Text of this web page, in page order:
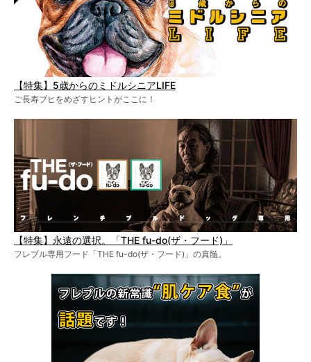
【特集】5歳からのミドルシニアLIFE
ご長寿ブヒをめざすヒントがここに！
【特集】永遠の選択。「THE fu-do(ザ・フード)」
フレブル専用フード「THE fu-do(ザ・フード)」の真髄。